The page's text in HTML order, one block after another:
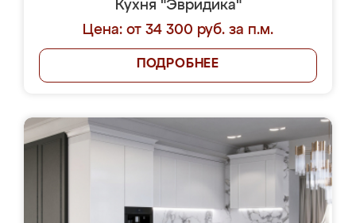
Кухня "Эвридика"
Цена: от 34 300 руб. за п.м.
ПОДРОБНЕЕ